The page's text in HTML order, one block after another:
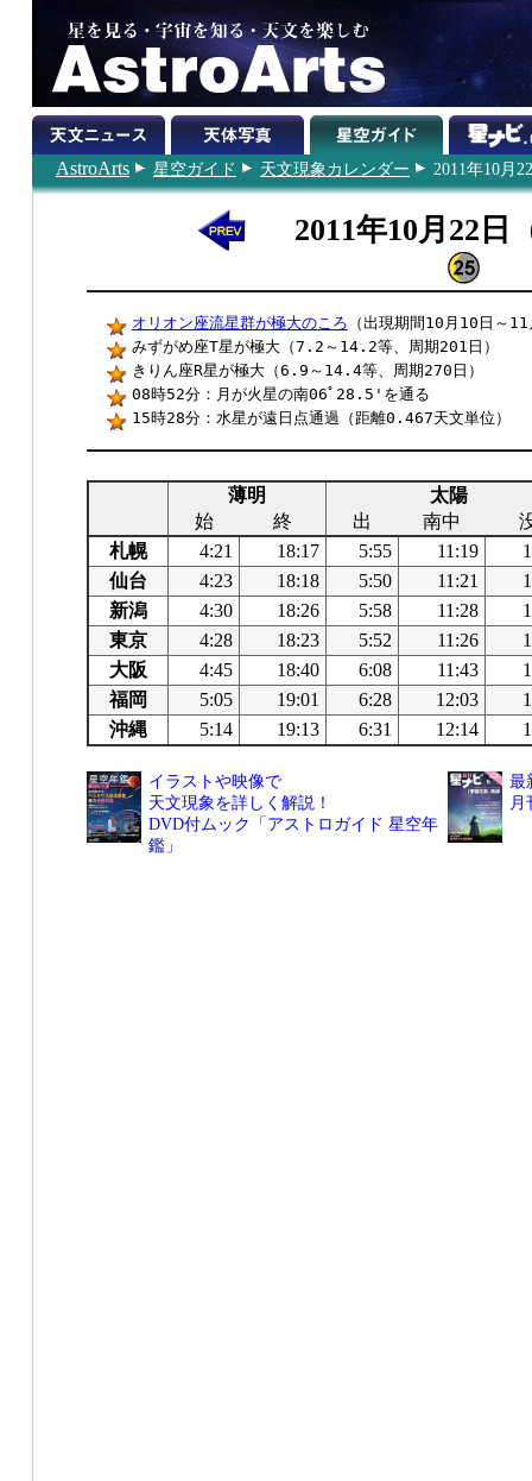
AstroArts 星空ガイド 天文現象カレンダー 2011年10月
2011年10月22日
オリオン座流星群が極大のころ （出現期間10月10日～
みずがめ座T星が極大（7.2～14.2等、周期201日）
きりん座R星が極大（6.9～14.4等、周期270日）
08時52分：月が火星の南06ﾟ28.5'を通る
15時28分：水星が遠日点通過（距離0.467天文単位）
薄明
太陽
始
終 出 南中
札幌
4:21 18:17 5:55 11:19
仙台
4:23 18:18 5:50 11:21
新潟
4:30 18:26 5:58 11:28
東京
4:28 18:23 5:52 11:26
大阪
4:45 18:40 6:08 11:43
福岡
5:05 19:01 6:28 12:03
沖縄
5:14 19:13 6:31 12:14
イラストや映像で
天文現象を詳しく解説！
DVD付ムック「アストロガイド 星空年
鑑」
最